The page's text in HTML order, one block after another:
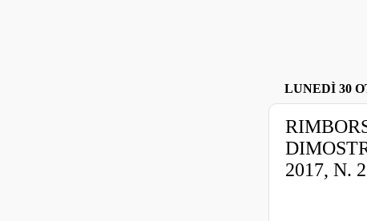
LUNEDÌ 30
2017, N.